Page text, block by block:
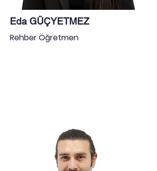
​Eda GÜÇYETMEZ
Rehber Öğretmen